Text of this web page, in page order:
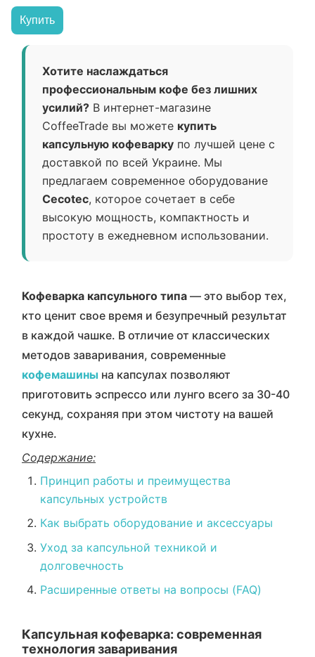
Купить
Хотите наслаждаться
профессиональным кофе без лишних
усилий? В интернет-магазине
CoffeeTrade вы можете купить
капсульную кофеварку по лучшей цене с
доставкой по всей Украине. Мы
предлагаем современное оборудование
Cecotec, которое сочетает в себе
высокую мощность, компактность и
простоту в ежедневном использовании.
Кофеварка капсульного типа — это выбор тех,
кто ценит свое время и безупречный результат
в каждой чашке. В отличие от классических
методов заваривания, современные
кофемашины на капсулах позволяют
приготовить эспрессо или лунго всего за 30-40
секунд, сохраняя при этом чистоту на вашей
кухне.
Содержание:
Принцип работы и преимущества
капсульных устройств
Как выбрать оборудование и аксессуары
Уход за капсульной техникой и
долговечность
Расширенные ответы на вопросы (FAQ)
Капсульная кофеварка: современная
технология заваривания